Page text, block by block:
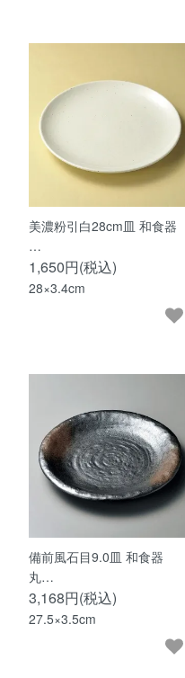
美濃粉引白28cm皿 和食器
…
1,650円(税込)
28×3.4cm
備前風石目9.0皿 和食器
丸…
3,168円(税込)
27.5×3.5cm